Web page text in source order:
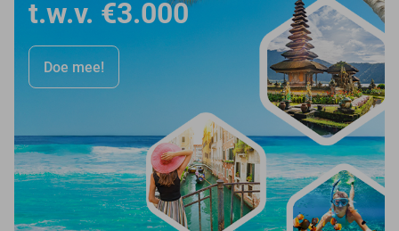
t.w.v. €3.000
Doe mee!